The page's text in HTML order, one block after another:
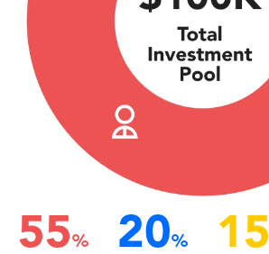
55% 20% 15